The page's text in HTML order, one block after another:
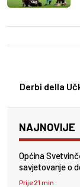
Derbi della
NAJNOVIJE
Općina
savjetovanje o
Prije 21 min